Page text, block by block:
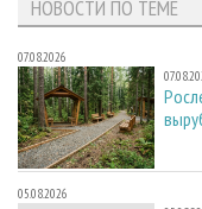
НОВОСТИ ПО ТЕМЕ
07.08.2026
05.08.2026